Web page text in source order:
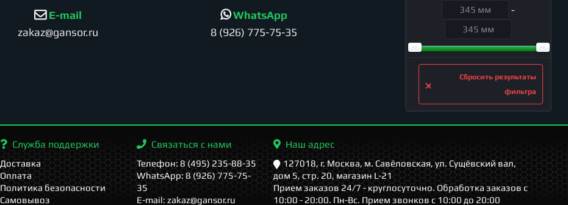
E-mail
zakaz@gansor.ru
WhatsApp
8 (926) 775-75-35
-
Сбросить результаты
фильтра
Служба поддержки
Доставка
Оплата
Политика безопасности
Самовывоз
Связаться с нами
Телефон: 8 (495) 235-88-35
WhatsApp: 8 (926) 775-75-
35
E-mail: zakaz@gansor.ru
Наш адрес
127018, г. Москва, м. Савёловская, ул. Сущёвский вал,
дом 5, стр. 20, магазин L-21
Прием заказов 24/7 - круглосуточно. Обработка заказов с
10:00 - 20:00. Пн-Вс. Прием звонков с 10:00 до 20:00